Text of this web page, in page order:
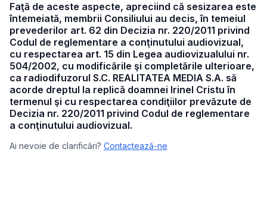
Faţă de aceste aspecte, apreciind că sesizarea este
întemeiată, membrii Consiliului au decis, în temeiul
prevederilor art. 62 din Decizia nr. 220/2011 privind
Codul de reglementare a conţinutului audiovizual,
cu respectarea art. 15 din Legea audiovizualului nr.
504/2002, cu modificările şi completările ulterioare,
ca radiodifuzorul S.C. REALITATEA MEDIA S.A. să
acorde dreptul la replică doamnei Irinel Cristu în
termenul şi cu respectarea condiţiilor prevăzute de
Decizia nr. 220/2011 privind Codul de reglementare
a conţinutului audiovizual.
Ai nevoie de clarificări? Contactează-ne